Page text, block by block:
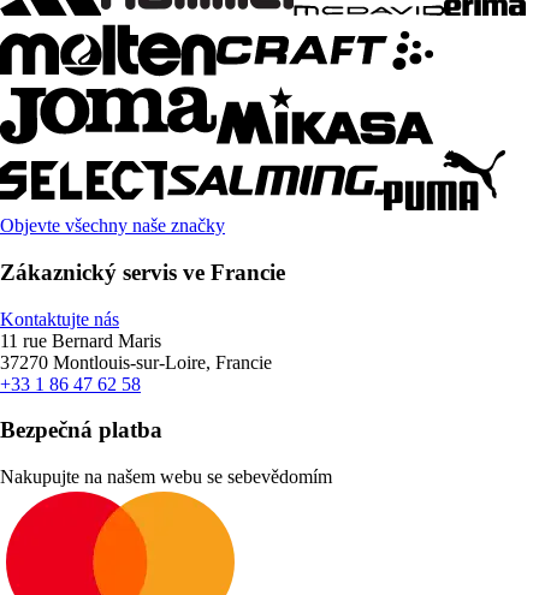
Objevte všechny naše značky
Zákaznický servis ve Francie
Kontaktujte nás
11 rue Bernard Maris
37270 Montlouis-sur-Loire, Francie
+33 1 86 47 62 58
Bezpečná platba
Nakupujte na našem webu se sebevědomím